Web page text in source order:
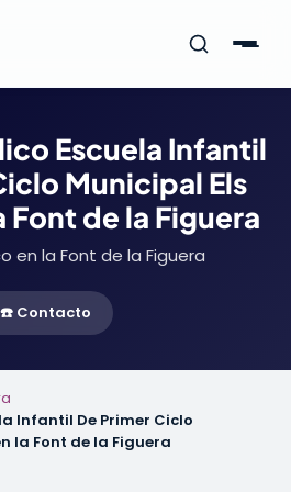
Escuela Infantil
Municipal Els
Font de la Figuera
en la Font de la Figuera
☎️ Contacto
Infantil De Primer Ciclo
la Font de la Figuera